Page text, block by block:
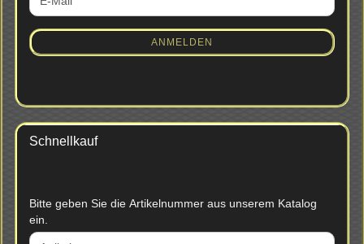
ZUR
ANMELDUNG
Mail
ANMELDEN
Schnellkauf
BITTE
GEBEN
SIE
Bitte geben Sie die Artikelnummer aus unserem Katalog
ein.